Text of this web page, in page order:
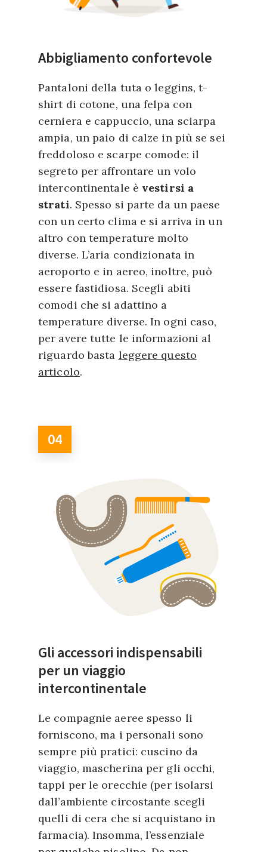
Abbigliamento confortevole
Pantaloni della tuta o leggins, t-
shirt di cotone, una felpa con
cerniera e cappuccio, una sciarpa
ampia, un paio di calze in più se sei
freddoloso e scarpe comode: il
segreto per affrontare un volo
intercontinentale è vestirsi a
strati. Spesso si parte da un paese
con un certo clima e si arriva in un
altro con temperature molto
diverse. L’aria condizionata in
aeroporto e in aereo, inoltre, può
essere fastidiosa. Scegli abiti
comodi che si adattino a
temperature diverse. In ogni caso,
per avere tutte le informazioni al
riguardo basta leggere questo
articolo.
04
Gli accessori indispensabili
per un viaggio
intercontinentale
Le compagnie aeree spesso li
forniscono, ma i personali sono
sempre più pratici: cuscino da
viaggio, mascherina per gli occhi,
tappi per le orecchie (per isolarsi
dall’ambiente circostante scegli
quelli di cera che si acquistano in
farmacia). Insomma, l’essenziale